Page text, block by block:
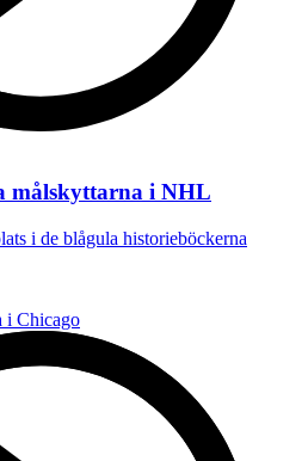
målskyttarna i NHL
i de blågula historieböckerna